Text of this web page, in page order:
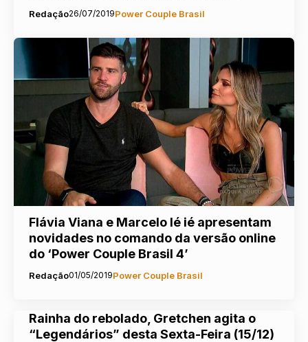
Redação26/07/2019Power Couple Brasil
Flávia Viana e Marcelo Ié ié apresentam
novidades no comando da versão online
do ‘Power Couple Brasil 4’
Redação01/05/2019Power Couple Brasil
Rainha do rebolado, Gretchen agita o
“Legendários” desta Sexta-Feira (15/12)